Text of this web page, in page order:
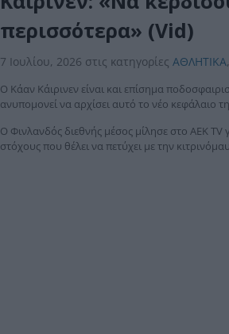
περισσότερα» (Vid)
7 Ιουλίου, 2026 στις κατηγορίες ΑΘΛΗΤΙΚΑ,
Ο Κάαν Κάιρινεν είναι και επίσημα
ανυπομονεί να αρχίσει αυτό το νέο κεφάλαιο
Ο Φινλανδός διεθνής μέσος μίλησε στο AEK
στόχους που θέλει να πετύχει με την